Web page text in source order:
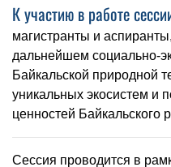
К участию в работе
магистранты и
дальнейшем социально-
Байкальской природной
уникальных экосистем и
ценностей Байкальского
Сессия проводится в